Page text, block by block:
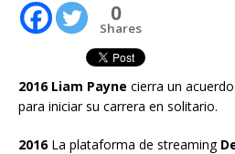
0
Shares
2016 Liam Payne cierra un
para iniciar su carrera en solitario.
2016La plataforma de streaming